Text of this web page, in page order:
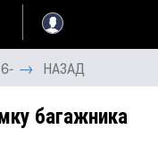
→ НАЗАД
багажника